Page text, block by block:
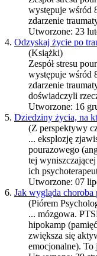
występuje wśród
zdarzenie
Utworzone: 23
4. Odzyskaj życie po
(Książki)
Zespół stresu
występuje wśród
zdarzenie
doświadczyli
Utworzone: 16
5. Dziedziny życia, na
(Z perspektywy
... eksplozję
pourazowego
tej
ich
Utworzone: 07
6. Jak wygląda choroba
(Piórem
... mózgowa.
hipokamp
zwiększa się
emocjonalne). To